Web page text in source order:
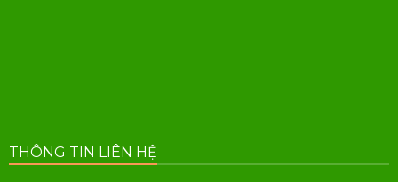
THÔNG TIN LIÊN HỆ